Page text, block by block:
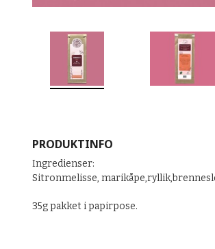
PRODUKTINFO
Ingredienser:
Sitronmelisse,
35g pakket i papirpose.